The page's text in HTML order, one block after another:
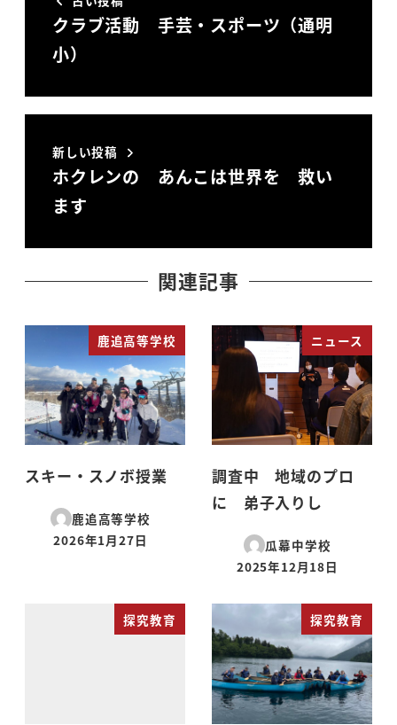
クラブ活動 手芸・スポーツ（通明
小）
新しい投稿
ホクレンの あんこは世界を 救い
ます
関連記事
鹿追高等学校
スキー・スノボ授業
鹿追高等学校
投稿日
2026年1月27日
ニュース
調査中 地域のプロ
に 弟子入りし
瓜幕中学校
投稿日
2025年12月18日
探究教育 探究教育